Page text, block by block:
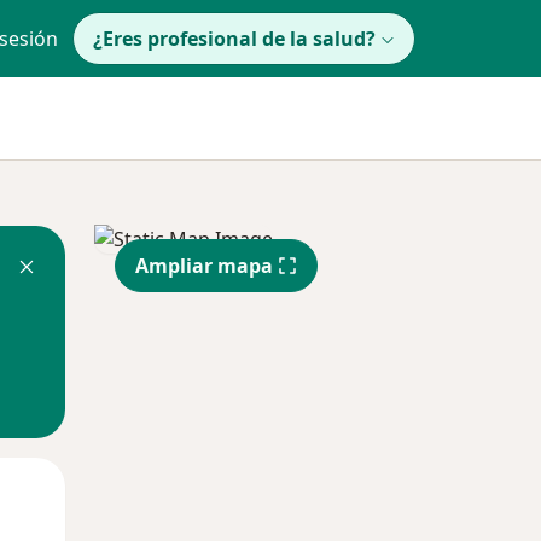
¿Eres profesional de la salud?
Ampliar mapa